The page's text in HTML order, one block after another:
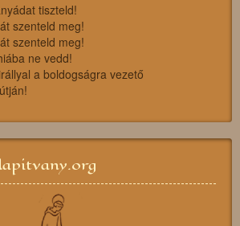
tiszteld!
szenteld meg!
szenteld meg!
ne vedd!
a boldogságra vezető